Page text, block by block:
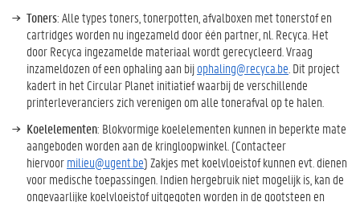
Toners: Alle types toners, tonerpotten, afvalboxen met tonerstof en
cartridges worden nu ingezameld door één partner, nl. Recyca. Het
door Recyca ingezamelde materiaal wordt gerecycleerd. Vraag
inzameldozen of een ophaling aan bijophaling@recyca.be . Dit project
kadert in het Circular Planet initiatief waarbij de verschillende
printerleveranciers zich verenigen om alle tonerafval op te halen.
Koelelementen: Blokvormige koelelementen kunnen in beperkte mate
aangeboden worden aan de kringloopwinkel. (Contacteer
hiervoormilieu@ugent.be) Zakjes met koelvloeistof kunnen evt. dienen
voor medische toepassingen. Indien hergebruik niet mogelijk is, kan de
ongevaarlijke koelvloeistof uitgegoten worden in de gootsteen en